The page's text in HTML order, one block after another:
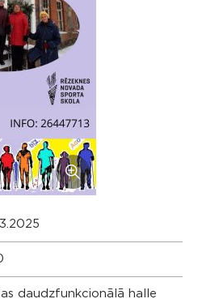
daudzfunkcionālā halle